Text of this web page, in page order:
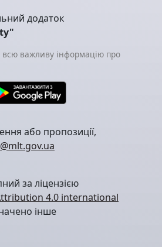
додаток
важливу інформацію про
або пропозиції,
за ліцензією
4.0 international
інше